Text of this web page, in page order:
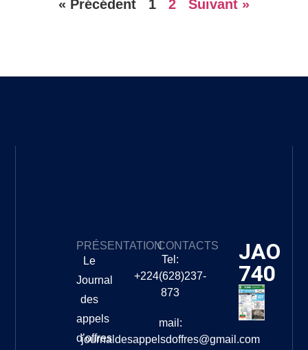
« Précédent 1 2 Suivant »
PRÉSENTATION
Le
Journal
des
appels
d’offres
CONTACTS
Tel:
+224(628)237-
873
mail:
journaldesappelsdoffres@gmail.com
JAO
740